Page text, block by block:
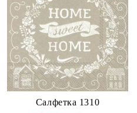
Салфетка 1310